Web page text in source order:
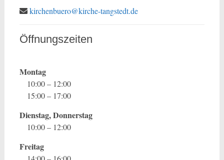
kirchenbuero@kirche-tangstedt.de
Öffnungszeiten
Montag
10:00 – 12:00
15:00 – 17:00
Dienstag, Donnerstag
10:00 – 12:00
Freitag